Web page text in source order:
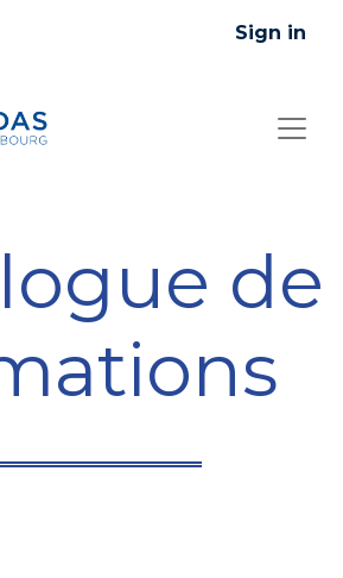
Sign in
de